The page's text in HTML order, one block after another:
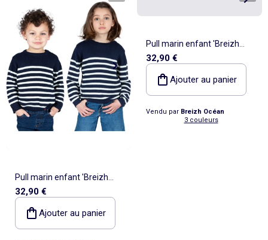
Pull marin enfant 'Breizh
Océan', Pull en coton épais
garçon ou fille
32,90 €
Ajouter au panier
Pull marin enfant 'Breizh
Océan', Pull en coton épais
garçon ou fille
32,90 €
Ajouter au panier
Vendu par Breizh Océan
3 couleurs